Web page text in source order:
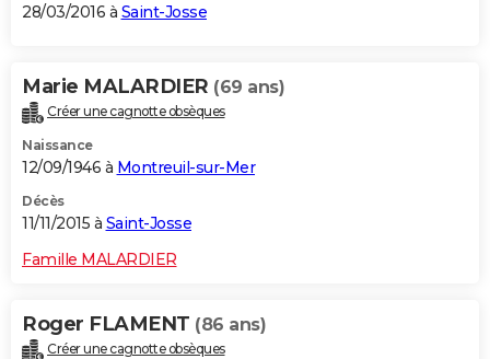
28/03/2016 à Saint-Josse
Marie MALARDIER (69 ans)
Créer une cagnotte obsèques
Naissance
12/09/1946 à Montreuil-sur-Mer
Décès
11/11/2015 à Saint-Josse
Famille MALARDIER
Roger FLAMENT (86 ans)
Créer une cagnotte obsèques